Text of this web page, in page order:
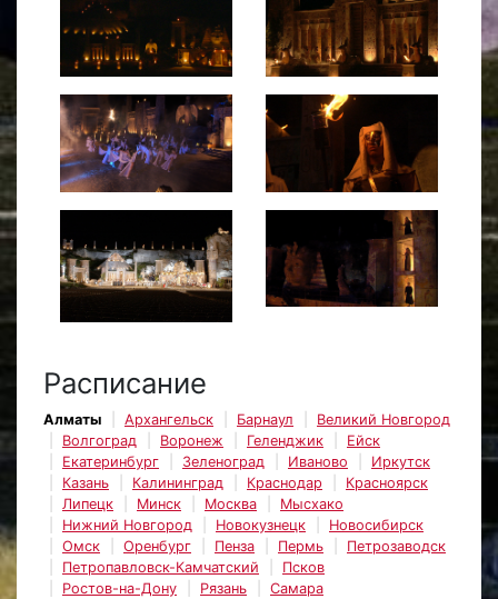
Расписание
Алматы Архангельск Барнаул
Великий Новгород
Волгоград
Воронеж Геленджик
Ейск
Екатеринбург
Зеленоград Иваново
Иркутск
Казань
Калининград Краснодар
Красноярск
Липецк
Минск Москва
Мысхако
Нижний Новгород
Новокузнецк
Новосибирск
Омск
Оренбург Пенза Пермь
Петрозаводск
Петропавловск-Камчатский
Псков
Ростов-на-Дону
Рязань
Самара